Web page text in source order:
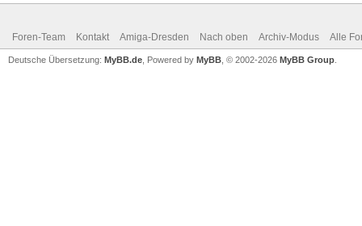
Foren-Team Kontakt Amiga-Dresden Nach oben Archiv-Modus Alle
Deutsche Übersetzung: MyBB.de , Powered by MyBB , © 2002-2026 MyBB Group